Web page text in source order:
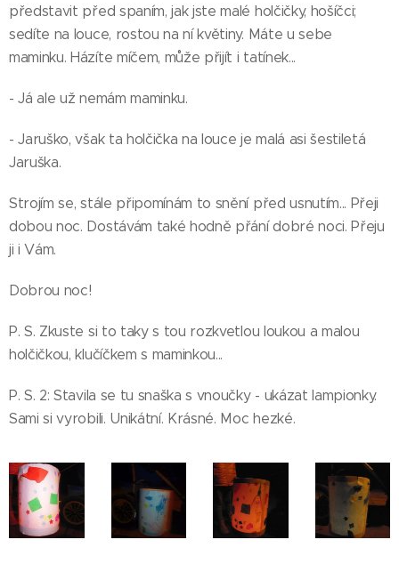
představit před spaním, jak jste malé holčičky, hošíčci;
sedíte na louce, rostou na ní květiny. Máte u sebe
maminku. Házíte míčem, může přijít i tatínek...
- Já ale už nemám maminku.
- Jaruško, však ta holčička na louce je malá asi šestiletá
Jaruška.
Strojím se, stále připomínám to snění před usnutím... Přeji
dobou noc. Dostávám také hodně přání dobré noci. Přeju
ji i Vám.
Dobrou noc!
P. S. Zkuste si to taky s tou rozkvetlou loukou a malou
holčičkou, klučíčkem s maminkou...
P. S. 2: Stavila se tu snaška s vnoučky - ukázat lampionky.
Sami si vyrobili. Unikátní. Krásné. Moc hezké.